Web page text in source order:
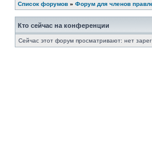
Список форумов » Форум для членов
Кто сейчас на конференции
Сейчас этот форум просматривают: нет